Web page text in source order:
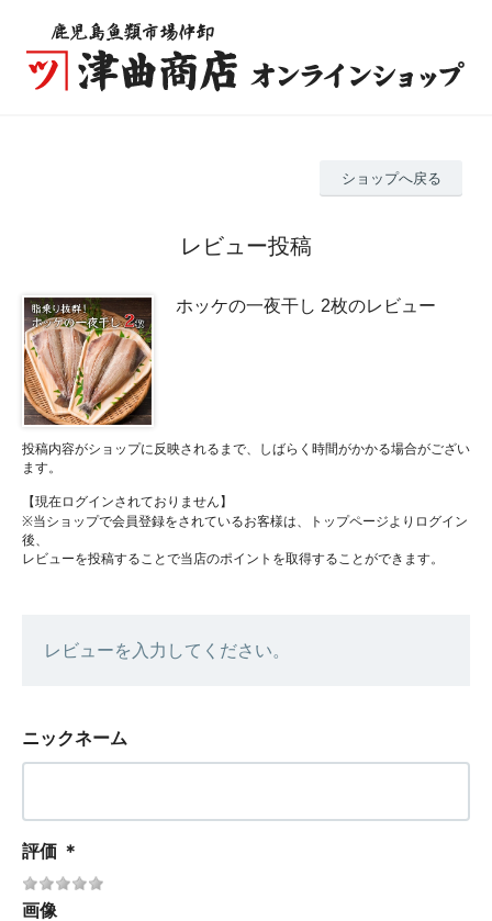
ショップへ戻る
レビュー投稿
ホッケの一夜干し 2枚のレビュー
投稿内容がショップに反映されるまで、しばらく時間がかかる場合がござい
ます。
【現在ログインされておりません】
※当ショップで会員登録をされているお客様は、トップページよりログイン
後、
レビューを投稿することで当店のポイントを取得することができます。
レビューを入力してください。
ニックネーム
評価 ＊
画像